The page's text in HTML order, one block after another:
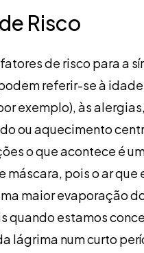
Risco
de risco para a
referir-se à
exemplo), às
ou aquecimento
o que acontece é
máscara, pois o ar
maior evaporação
quando estamos
lágrima num curto